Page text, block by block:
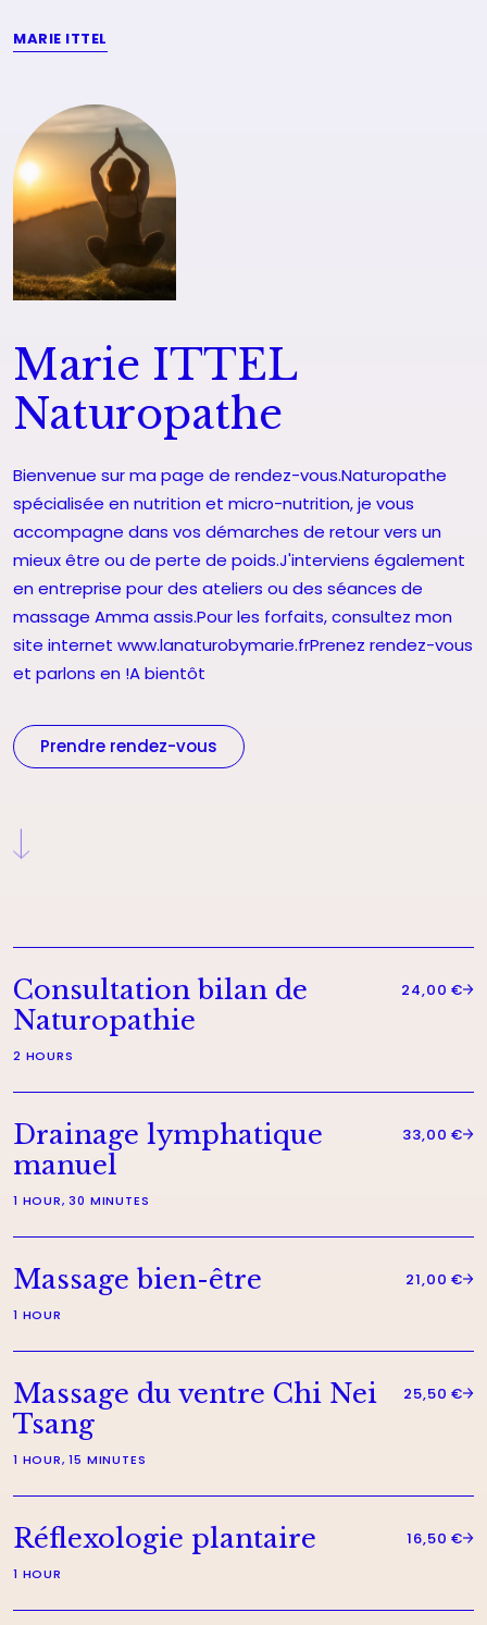
MARIE ITTEL
Marie ITTEL
Naturopathe
Bienvenue sur ma page de rendez-vous.Naturopathe
spécialisée en nutrition et micro-nutrition, je vous
accompagne dans vos démarches de retour vers un
mieux être ou de perte de poids.J'interviens également
en entreprise pour des ateliers ou des séances de
massage Amma assis.Pour les forfaits, consultez mon
site internet www.lanaturobymarie.frPrenez rendez-vous
et parlons en !A bientôt
Prendre rendez-vous
Consultation bilan de
Naturopathie
2 HOURS
24,00 €
Drainage lymphatique
manuel
1 HOUR, 30 MINUTES
33,00 €
Massage bien-être
1 HOUR
21,00 €
Massage du ventre Chi Nei
Tsang
1 HOUR, 15 MINUTES
25,50 €
Réflexologie plantaire
1 HOUR
16,50 €